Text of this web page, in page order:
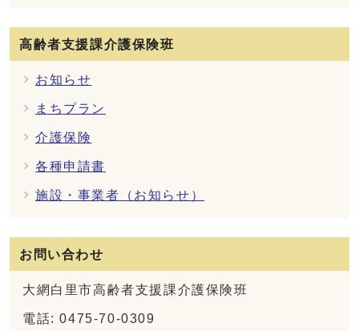
高齢者支援課介護保険班
お知らせ
まちプラン
介護保険
各種申請書
施設・事業者（お知らせ）
お問い合わせ
大網白里市高齢者支援課介護保険班
電話: 0475-70-0309